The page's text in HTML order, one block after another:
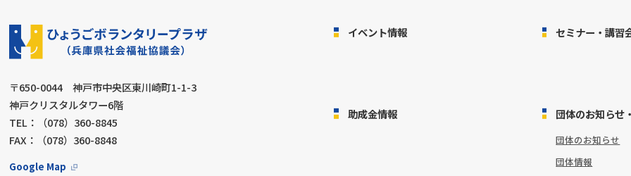
〒650-0044 神戸市中央区東川崎町1-1-3
神戸クリスタルタワー6階
TEL：（078）360-8845
FAX：（078）360-8848
Google Map
イベント情報 セミナー・講習
助成金情報 団体のお知らせ
団体のお知らせ
団体情報